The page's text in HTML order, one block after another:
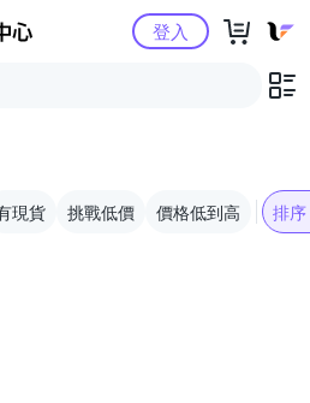
Yahoo購物中心登入
現貨 挑戰低價 價格低到高 排序